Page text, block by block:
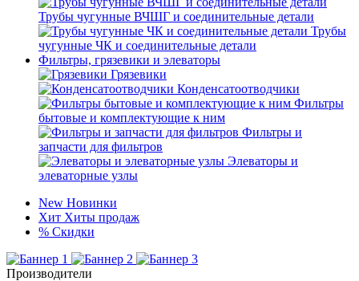
Трубы чугунные ВЧШГ и соединительные детали
Трубы
чугунные ЧК и соединительные детали
Фильтры, грязевики и элеваторы
Грязевики
Конденсатоотводчики
Фильтры
бытовые и комплектующие к ним
Фильтры и
запчасти для фильтров
Элеваторы и
элеваторные узлы
New Новинки
Хит Хиты продаж
% Скидки
Производители